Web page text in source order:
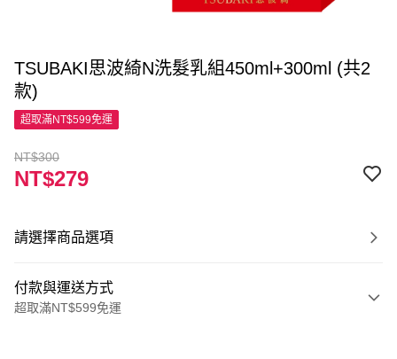
TSUBAKI思波綺N洗髮乳組450ml+300ml (共2
款)
超取滿NT$599免運
NT$300
NT$279
請選擇商品選項
付款與運送方式
超取滿NT$599免運